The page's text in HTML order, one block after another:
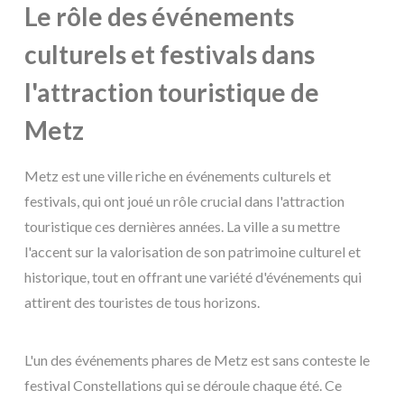
Le rôle des événements
culturels et festivals dans
l'attraction touristique de
Metz
Metz est une ville riche en événements culturels et
festivals, qui ont joué un rôle crucial dans l'attraction
touristique ces dernières années. La ville a su mettre
l'accent sur la valorisation de son patrimoine culturel et
historique, tout en offrant une variété d'événements qui
attirent des touristes de tous horizons.
L'un des événements phares de Metz est sans conteste le
festival Constellations qui se déroule chaque été. Ce